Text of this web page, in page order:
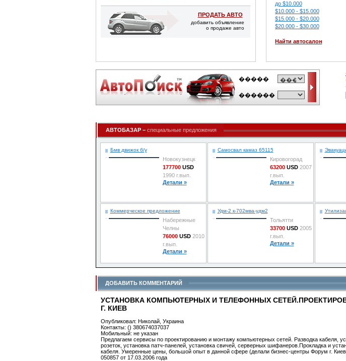
ПРОДАТЬ АВТО
добавить объявление
о продаже авто
до $10.000
$10.000 - $15.000
$15.000 - $20.000
$20.000 - $30.000
Найти автосалон
АВТОБАЗАР – специальные предложения
Бмв движок б/у
Новокузнецк
177700USD
1990 г.вып.
Детали »
Самосвал камаз 65115
Кировогорад
63200USD2007
г.вып.
Детали »
Коммерческое предложение
Набережные
Челны
76000USD2010
г.вып.
Детали »
Удм-2 к-702мва-удм2
Тольятти
33700USD2005
г.вып.
Детали »
ДОБАВИТЬ КОММЕНТАРИЙ
УСТАНОВКА КОМПЬЮТЕРНЫХ И ТЕЛЕФОННЫХ
Г. КИЕВ
Опубликовал: Николай, Украина
Контакты: () 380674037037
Мобильный: не указан
Предлагаем сервисы по проектированию и монтажу компьютерных сетей. Разводка кабеля,
розеток, установка патч-панелей, установка свичей, серверных шифанеров.Прокладка и
кабеля. Умеренные цены, большой опыт в данной сфере (делали бизнес-центры Форум г.
050857 от 17.03.2006 года